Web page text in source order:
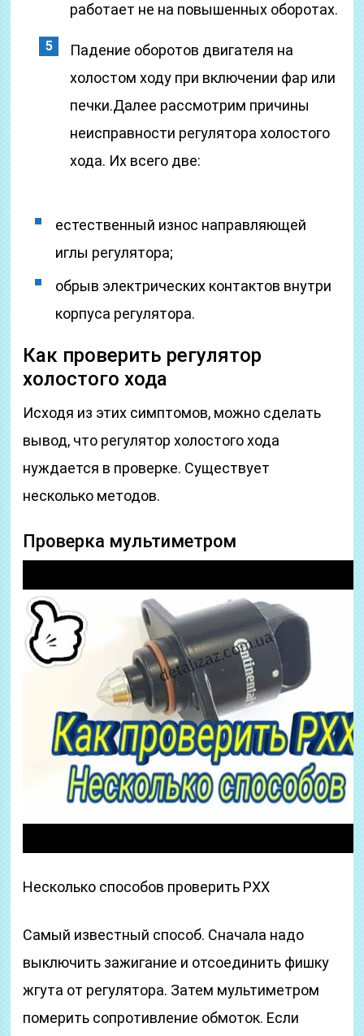
работает не на повышенных оборотах.
Падение оборотов двигателя на
холостом ходу при включении фар или
печки.Далее рассмотрим причины
неисправности регулятора холостого
хода. Их всего две:
естественный износ направляющей
иглы регулятора;
обрыв электрических контактов внутри
корпуса регулятора.
Как проверить регулятор
холостого хода
Исходя из этих симптомов, можно сделать
вывод, что регулятор холостого хода
нуждается в проверке. Существует
несколько методов.
Проверка мультиметром
Несколько способов проверить РХХ
Самый известный способ. Сначала надо
выключить зажигание и отсоединить фишку
жгута от регулятора. Затем мультиметром
померить сопротивление обмоток. Если